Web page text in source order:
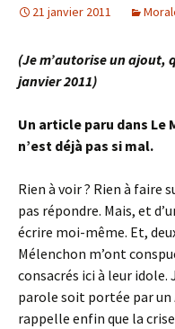
21 janvier 2011
(Je m’autorise un ajout,
janvier 2011)
Un article paru dans Le
n’est déjà pas si mal.
Rien à voir ? Rien à faire
pas répondre. Mais, et
écrire moi-même. Et,
Mélenchon m’ont
consacrés ici à leur idole.
parole soit portée par un
rappelle enfin que la